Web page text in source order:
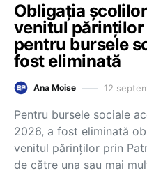
Obligația
venitul părinților
pentru bursele
fost eliminată
Ana Moise 12
Pentru bursele sociale
2026, a fost eliminată
venitul părinților prin
de către una sau mai